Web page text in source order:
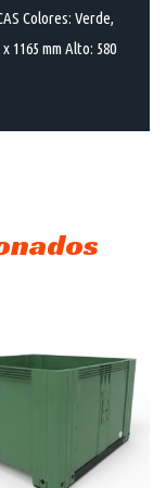
Colores: Verde,
1165 mm Alto: 580